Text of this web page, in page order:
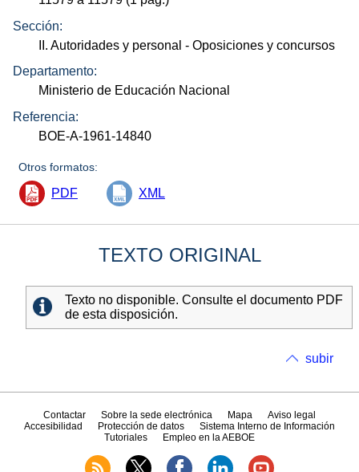
Sección:
II. Autoridades y personal - Oposiciones y concursos
Departamento:
Ministerio de Educación Nacional
Referencia:
BOE-A-1961-14840
Otros formatos:
PDF XML
TEXTO ORIGINAL
Texto no disponible. Consulte el documento PDF
de esta disposición.
subir
Contactar Sobre la sede electrónica Mapa
Aviso legal
Accesibilidad
Protección de datos
Sistema Interno de Información
Tutoriales
Empleo en la AEBOE